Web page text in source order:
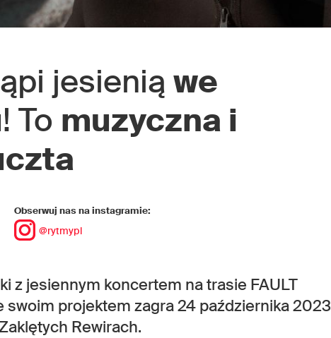
jesienią we
! To muzyczna i
Obserwuj nas na instagramie:
@rytmypl
z jesiennym koncertem na trasie FAULT
swoim projektem zagra 24 października 2023
Rewirach.